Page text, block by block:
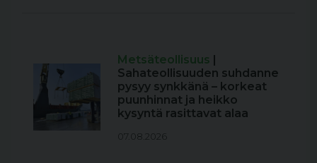
Metsäteollisuus |
Sahateollisuuden suhdanne
pysyy synkkänä – korkeat
puunhinnat ja heikko
kysyntä rasittavat alaa
07.08.2026